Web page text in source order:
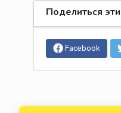
Поделиться
Facebook